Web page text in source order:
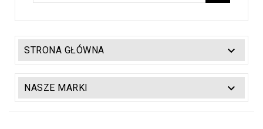
STRONA GŁÓWNA 
NASZE MARKI 